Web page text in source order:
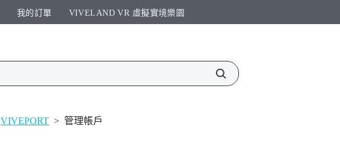
我的訂單 VIVELAND VR 虛擬實境樂園​
VIVEPORT > 管理帳戶